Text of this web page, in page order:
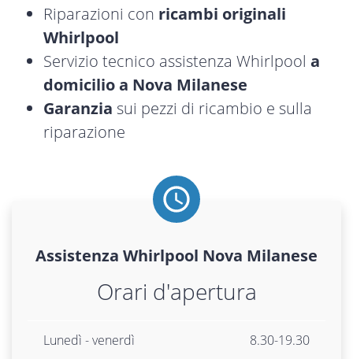
Riparazioni con ricambi originali
Whirlpool
Servizio tecnico assistenza Whirlpool a
domicilio a Nova Milanese
Garanzia sui pezzi di ricambio e sulla
riparazione
Assistenza Whirlpool Nova Milanese
Orari d'apertura
Lunedì - venerdì 8.30-19.30